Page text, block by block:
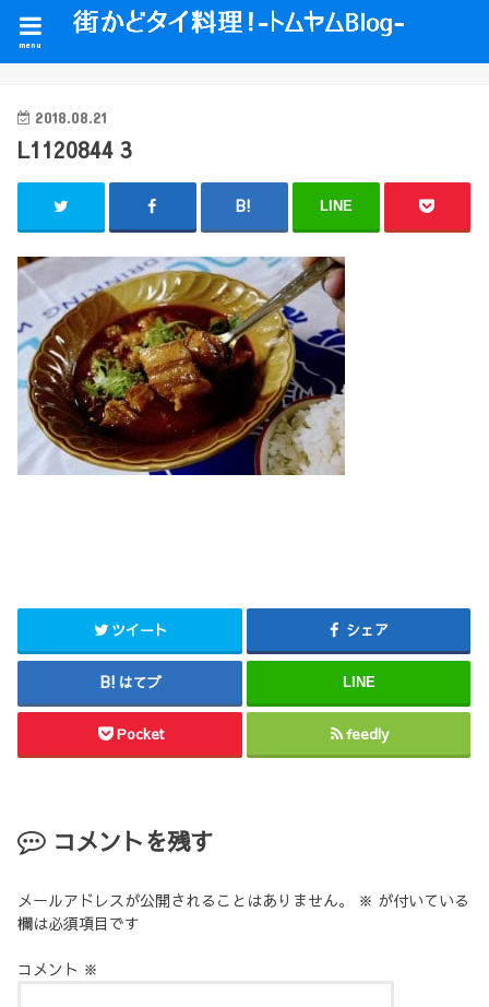
menu
2018.08.21
L1120844 3
LINE
ツイート シェア
はてブ LINE
Pocket feedly
コメントを残す
メールアドレスが公開されることはありません。 ※ が付いている
欄は必須項目です
コメント ※